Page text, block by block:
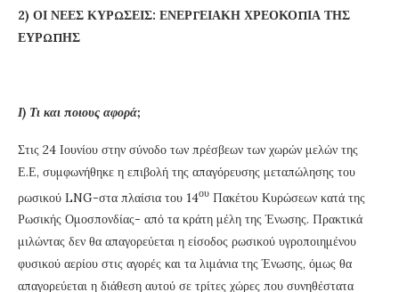
2) ΟΙ ΝΕΕΣ ΚΥΡΩΣΕΙΣ: ΕΝΕΡΓΕΙΑΚΗ ΧΡΕΟΚΟΠΙΑ ΤΗΣ
ΕΥΡΩΠΗΣ
Ι) Τι και ποιους αφορά;
Στις 24 Ιουνίου στην σύνοδο των πρέσβεων των χωρών μελών της
Ε.Ε, συμφωνήθηκε η επιβολή της απαγόρευσης μεταπώλησης του
ρωσικού LNG-στα πλαίσια του 14ου Πακέτου Κυρώσεων κατά της
Ρωσικής Ομοσπονδίας- από τα κράτη μέλη της Ένωσης. Πρακτικά
μιλώντας δεν θα απαγορεύεται η είσοδος ρωσικού υγροποιημένου
φυσικού αερίου στις αγορές και τα λιμάνια της Ένωσης, όμως θα
απαγορεύεται η διάθεση αυτού σε τρίτες χώρες που συνηθέστατα